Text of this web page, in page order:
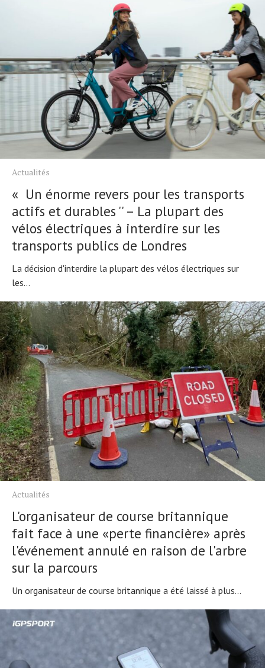
Actualités
« Un énorme revers pour les transports
actifs et durables '' – La plupart des
vélos électriques à interdire sur les
transports publics de Londres
La décision d'interdire la plupart des vélos électriques sur
les...
Actualités
L'organisateur de course britannique
fait face à une «perte financière» après
l'événement annulé en raison de l'arbre
sur la parcours
Un organisateur de course britannique a été laissé à plus...